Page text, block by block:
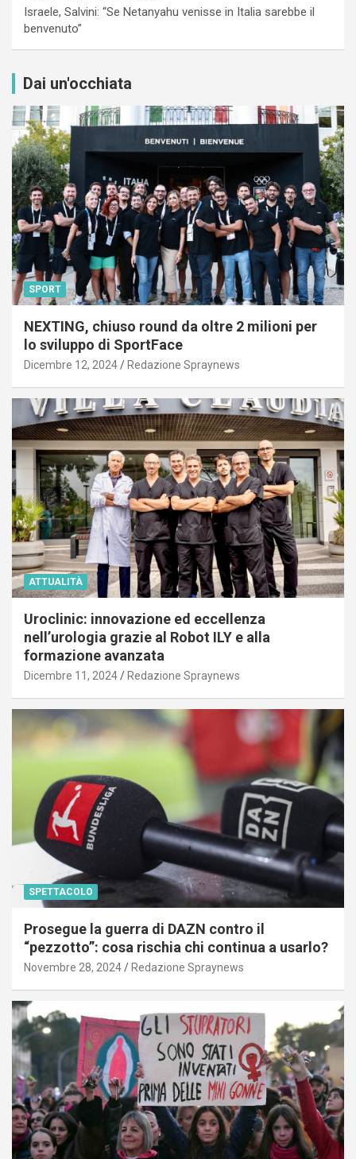
Israele, Salvini: “Se Netanyahu venisse in Italia sarebbe il
benvenuto”
Dai un'occhiata
SPORT
NEXTING, chiuso round da oltre 2 milioni per
lo sviluppo di SportFace
Dicembre 12, 2024 Redazione Spraynews
ATTUALITÀ
Uroclinic: innovazione ed eccellenza
nell’urologia grazie al Robot ILY e alla
formazione avanzata
Dicembre 11, 2024 Redazione Spraynews
SPETTACOLO
Prosegue la guerra di DAZN contro il
“pezzotto”: cosa rischia chi continua a usarlo?
Novembre 28, 2024 Redazione Spraynews